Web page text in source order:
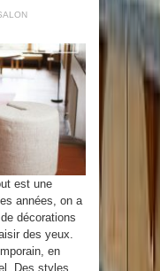
est une
années, on a
décorations
des yeux.
en
Des styles ...